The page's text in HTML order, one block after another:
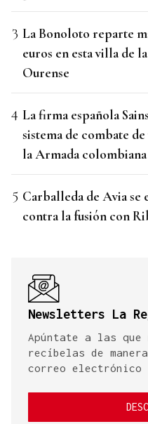
La Bonoloto reparte
euros en esta villa de
Ourense
La firma española
sistema de combate
la Armada colombiana
Carballeda de Avia se
contra la fusión con
Newsletters La
Apúntate a las
recíbelas de
correo electrónico